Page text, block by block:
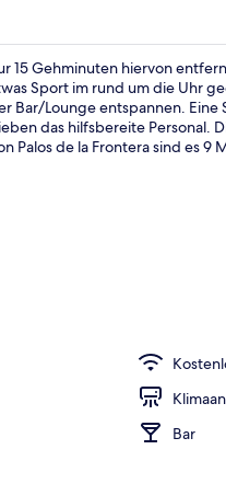
15 Gehminuten hiervon
Sport im rund um die Uhr
Bar/Lounge entspannen.
das hilfsbereite Personal.
Palos de la Frontera sind es
Bar